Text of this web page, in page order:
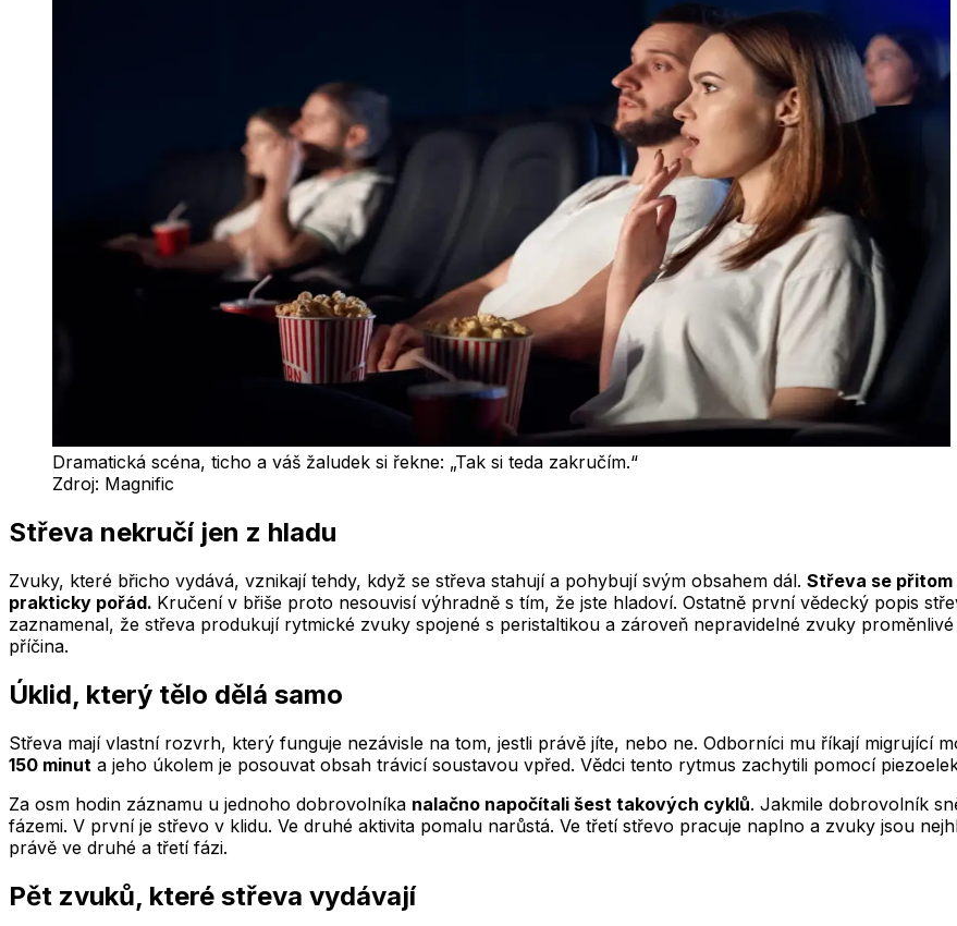
Dramatická scéna, ticho a váš žaludek si řekne: „Tak si teda zakručím.“
Zdroj: Magnific
Střeva nekručí jen z hladu
Zvuky, které břicho vydává, vznikají tehdy, když se střeva stahují a pohybují svým obsahem dál. Střeva se přitom
prakticky pořád. Kručení v břiše proto nesouvisí výhradně s tím, že jste hladoví. Ostatně první vědecký popis
zaznamenal, že střeva produkují rytmické zvuky spojené s peristaltikou a zároveň nepravidelné zvuky
příčina.
Úklid, který tělo dělá samo
Střeva mají vlastní rozvrh, který funguje nezávisle na tom, jestli právě jíte, nebo ne. Odborníci mu říkají migrující
150 minut a jeho úkolem je posouvat obsah trávicí soustavou vpřed. Vědci tento rytmus zachytili pomocí
Za osm hodin záznamu u jednoho dobrovolníka nalačno napočítali šest takových cyklů. Jakmile dobrovolník
fázemi. V první je střevo v klidu. Ve druhé aktivita pomalu narůstá. Ve třetí střevo pracuje naplno a zvuky jsou
právě ve druhé a třetí fázi.
Pět zvuků, které střeva vydávají